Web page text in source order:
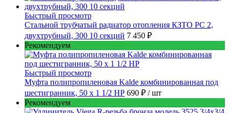
Быстрый просмотр
Стальной трубчатый радиатор отопления КЗТО РС 2,
двухтрубный, 300 10 секций 7 450 ₽
Рекомендуем
Быстрый просмотр
Муфта полипропиленовая Kalde комбинированная под
шестигранник, 50 x 1 1/2 НР 690 ₽ / шт
Рекомендуем